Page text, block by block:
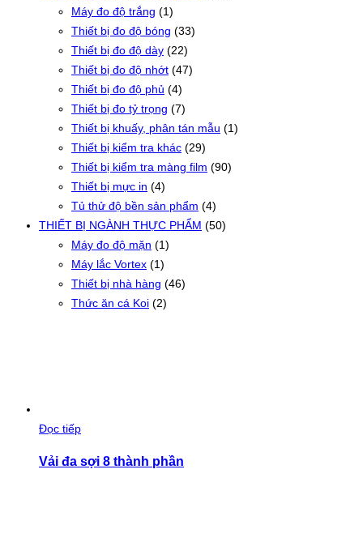
Máy đo độ trắng (1)
Thiết bị đo độ bóng (33)
Thiết bị đo độ dày (22)
Thiết bị đo độ nhớt (47)
Thiết bị đo độ phủ (4)
Thiết bị đo tỷ trọng (7)
Thiết bị khuấy, phân tán mẫu (1)
Thiết bị kiểm tra khác (29)
Thiết bị kiểm tra màng film (90)
Thiết bị mực in (4)
Tủ thử độ bền sản phẩm (4)
THIẾT BỊ NGÀNH THỰC PHẨM (50)
Máy đo độ mặn (1)
Máy lắc Vortex (1)
Thiết bị nhà hàng (46)
Thức ăn cá Koi (2)
Đọc tiếp
Vải đa sợi 8 thành phần